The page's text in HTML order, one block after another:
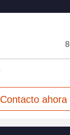
Contacto ahora